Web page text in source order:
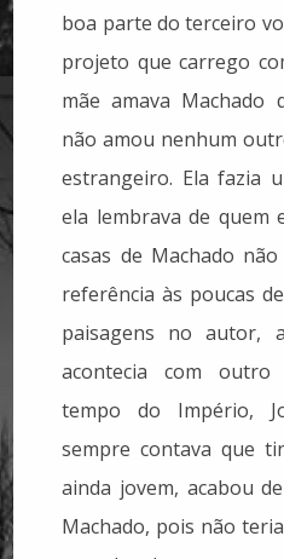
boa parte do terceiro
projeto que carrego
mãe amava Machado
não amou nenhum
estrangeiro. Ela fazia
ela lembrava de quem
casas de Machado
referência às poucas
paisagens no autor,
acontecia com
tempo do Império,
sempre contava que
ainda jovem, acabou
Machado, pois não